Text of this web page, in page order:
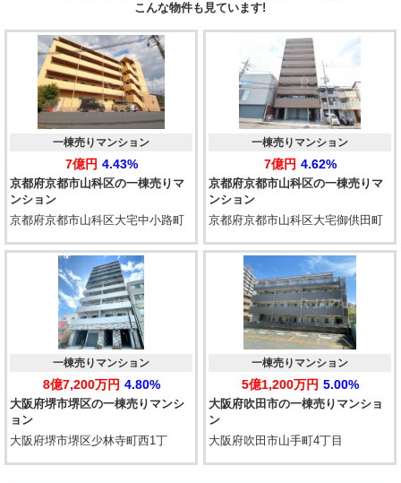
こんな物件も見ています!
京都府京都市山科区の一棟売りマ
ンション
一棟売りマンション
7億円 4.43%
京都府京都市山科区大宅中小路町
京都府京都市山科区の一棟売りマ
ンション
一棟売りマンション
7億円 4.62%
京都府京都市山科区大宅御供田町
大阪府堺市堺区の一棟売りマンシ
ョン
一棟売りマンション
8億7,200万円 4.80%
大阪府堺市堺区少林寺町西1丁
大阪府吹田市の一棟売りマンショ
ン
一棟売りマンション
5億1,200万円 5.00%
大阪府吹田市山手町4丁目